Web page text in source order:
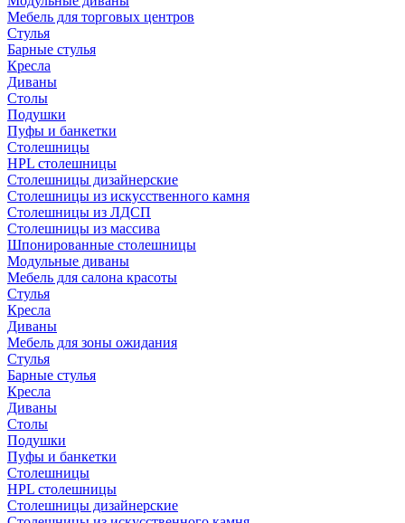
Мебель для торговых центров
Стулья
Барные стулья
Кресла
Диваны
Столы
Подушки
Пуфы и банкетки
Столешницы
HPL столешницы
Столешницы дизайнерские
Столешницы из искусственного камня
Столешницы из ЛДСП
Столешницы из массива
Шпонированные столешницы
Модульные диваны
Мебель для салона красоты
Стулья
Кресла
Диваны
Мебель для зоны ожидания
Стулья
Барные стулья
Кресла
Диваны
Столы
Подушки
Пуфы и банкетки
Столешницы
HPL столешницы
Столешницы дизайнерские